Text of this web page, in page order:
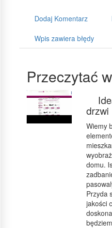
Dodaj Komentarz
Wpis zawiera błędy
Przeczytać
drzwi
Wiemy
domu.
Przyda
jakości